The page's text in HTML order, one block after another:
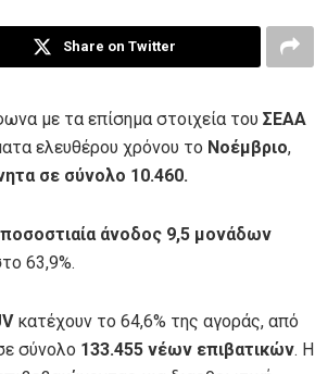
Share on Twitter
με τα επίσημα στοιχεία του ΣΕΑΑ
ελευθέρου χρόνου το Νοέμβριο,
σε σύνολο 10.460.
ποσοστιαία άνοδος 9,5 μονάδων
63,9%.
κατέχουν το 64,6% της αγοράς, από
σύνολο 133.455 νέων επιβατικών. Η